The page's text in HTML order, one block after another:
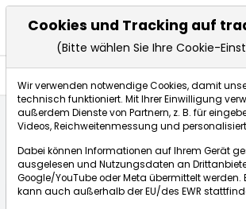
Börse:
Cookies und Tracking auf
(Bitte wählen Sie Ihre Cookie-
Wir verwenden notwendige Cookies, damit
technisch funktioniert. Mit Ihrer Einwilligung
außerdem Dienste von Partnern, z. B. für
Videos, Reichweitenmessung und
Dabei können Informationen auf Ihrem Gerät
ausgelesen und Nutzungsdaten an
Google/YouTube oder Meta übermittelt werden.
kann auch außerhalb der EU/des EWR